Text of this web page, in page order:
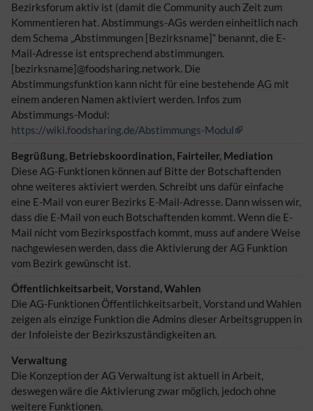
Bezirksforum aktiv ist (damit die Community auch Zeit zum
Kommentieren hat. Abstimmungs-AGs werden einheitlich nach
dem Schema „Abstimmungen [Bezirksname]“ benannt, die E-
Mail-Adresse ist entsprechend abstimmungen.
[bezirksname]@foodsharing.network. Die
Abstimmungsfunktion kann nicht für eine bestehende AG mit
einem anderen Namen aktiviert werden. Infos zum
Abstimmungs-Modul:
https://wiki.foodsharing.de/Abstimmungs-Modul
Begrüßung, Betriebskoordination, Fairteiler, Mediation
Diese AG-Funktionen können auf Bitte der Botschaftenden
ohne weiteres aktiviert werden. Schreibt uns dafür einfache
eine E-Mail von eurer Bezirks E-Mail-Adresse. Dann wissen wir,
dass die E-Mail von euch Botschaftenden kommt. Wenn die E-
Mail nicht vom Bezirkspostfach kommt, muss auf andere Weise
nachgewiesen werden, dass die Aktivierung der AG Funktion
vom Bezirk gewünscht ist.
Öffentlichkeitsarbeit, Vorstand, Wahlen
Die AG-Funktionen Öffentlichkeitsarbeit, Vorstand und Wahlen
zeigen als einzige Funktion die Admins dieser Arbeitsgruppen in
der Infoleiste der Bezirkszuständigkeiten an.
Verwaltung
Die Konzeption der AG Verwaltung ist aktuell in Arbeit,
deswegen wäre die Aktivierung zwar möglich, jedoch ohne
weitere Funktionen.